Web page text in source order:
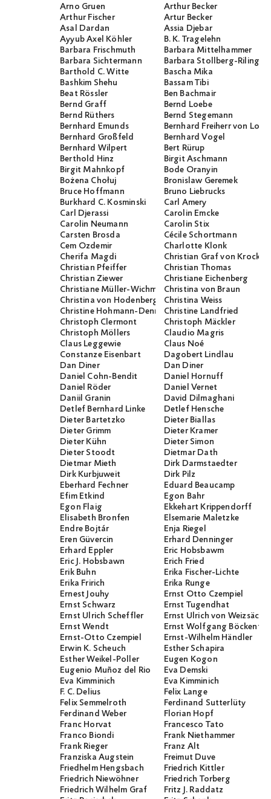
Arno Gruen
Arthur Becker
Arthur Fischer
Artur Becker
Asal Dardan
Assia Djebar
Ayyub Axel Köhler
B. K. Tragelehn
Barbara Frischmuth
Barbara Mittelhammer
Barbara Sichtermann
Barbara Stollberg-Rilinger
Barthold C. Witte
Bascha Mika
Bashkim Shehu
Bassam Tibi
Beat Rössler
Ben Bachmair
Bernd Graff
Bernd Loebe
Bernd Rüthers
Bernd Stegemann
Bernhard Emunds
Bernhard Freiherr von
Bernhard Großfeld
Bernhard Vogel
Bernhard Wilpert
Bert Rürup
Berthold Hinz
Birgit Aschmann
Birgit Mahnkopf
Bode Oranyin
Bożena Chołuj
Bronislaw Geremek
Bruce Hoffmann
Bruno Liebrucks
Burkhard C. Kosminski
Carl Amery
Carl Djerassi
Carolin Emcke
Carolin Neumann
Carolin Stix
Carsten Brosda
Cécile Schortmann
Cem Özdemir
Charlotte Klonk
Cherifa Magdi
Christian Graf von
Christian Pfeiffer
Christian Thomas
Christian Ziewer
Christiane Eichenberg
Christiane Müller-WichmannChristina von Braun
Christina von Hodenberg
Christina Weiss
Christine Hohmann-DennhardtChristine Landfried
Christoph Clermont
Christoph Mäckler
Christoph Möllers
Claudio Magris
Claus Leggewie
Claus Noé
Constanze Eisenbart
Dagobert Lindlau
Dan Diner
Dan Diner
Daniel Cohn-Bendit
Daniel Hornuff
Daniel Röder
Daniel Vernet
Daniil Granin
David Dilmaghani
Detlef Bernhard Linke
Detlef Hensche
Dieter Bartetzko
Dieter Biallas
Dieter Grimm
Dieter Kramer
Dieter Kühn
Dieter Simon
Dieter Stoodt
Dietmar Dath
Dietmar Mieth
Dirk Darmstaedter
Dirk Kurbjuweit
Dirk Pilz
Eberhard Fechner
Eduard Beaucamp
Efim Etkind
Egon Bahr
Egon Flaig
Ekkehart Krippendorff
Elisabeth Bronfen
Elsemarie Maletzke
Endre Bojtár
Enja Riegel
Eren Güvercin
Erhard Denninger
Erhard Eppler
Eric Hobsbawm
Eric J. Hobsbawn
Erich Fried
Erik Buhn
Erika Fischer-Lichte
Erika Fririch
Erika Runge
Ernest Jouhy
Ernst Otto Czempiel
Ernst Schwarz
Ernst Tugendhat
Ernst Ulrich Scheffler
Ernst Ulrich von Weizsäcker
Ernst Wendt
Ernst Wolfgang
Ernst-Otto Czempiel
Ernst-Wilhelm Händler
Erwin K. Scheuch
Esther Schapira
Esther Weikel-Poller
Eugen Kogon
Eugenio Muñoz del Rio
Eva Demski
Eva Kimminich
Eva Kimminich
F. C. Delius
Felix Lange
Felix Semmelroth
Ferdinand Sutterlüty
Ferdinand Weber
Florian Hopf
Franc Horvat
Francesco Tato
Franco Biondi
Frank Niethammer
Frank Rieger
Franz Alt
Franziska Augstein
Freimut Duve
Friedhelm Hengsbach
Friedrich Kittler
Friedrich Niewöhner
Friedrich Torberg
Friedrich Wilhelm Graf
Fritz J. Raddatz